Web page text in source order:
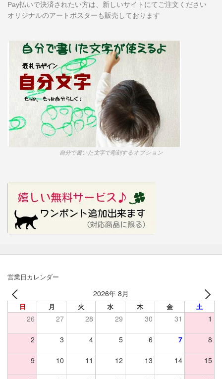
Pay払いで決済されたい方は、新しいサイトにてご注文ください
オリジナルのアートポスターも販売しております
自分で書いた文字で彫刻するオプション
営業日カレンダー
2026年 8月
日 月 火 水 木 金 土
26 27 28 29 30 31 1
2 3 4 5 6 7 8
9 10 11 12 13 14 15